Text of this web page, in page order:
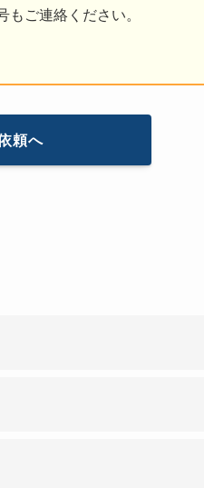
ご連絡ください。
頼へ